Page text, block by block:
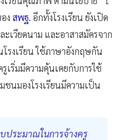
ง สพฐ. อีกทั้งโรงเรียน ยังเปิด
เวียดนาม และอาสาสมัครจาก
รงเรียน ใช้ภาษาอังกฤษกัน
เริ่มมีความคุ้นเคยกับการใช้
นมองโรงเรียนมีความเป็น
บประมาณในการจ้างครู